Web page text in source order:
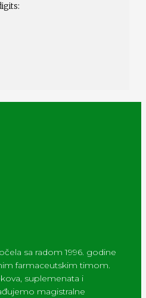
sa radom 1996. godine
farmaceutskim timom.
suplemenata i
magistralne